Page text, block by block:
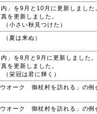
内」を9月と10月に更新しました
を更新しました。
小さい秋見つけた）
夏は来ぬ）
内」を8月と9月に更新しました。
を更新しました。
栄冠は君に輝く）
オーク 御杖村を訪れる」の
オーク 御杖村を訪れる」の例